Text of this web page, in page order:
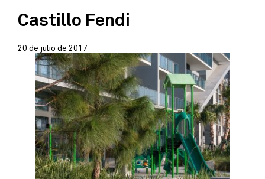
Castillo Fendi
20 de julio de 2017